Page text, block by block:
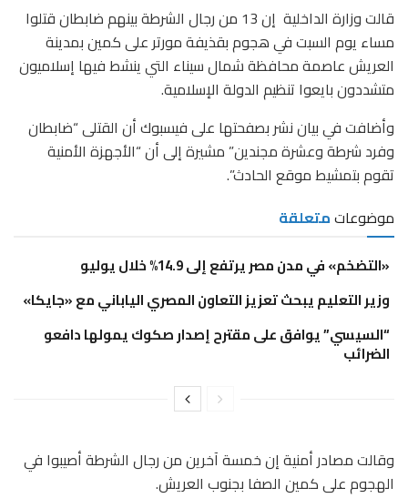
قالت وزارة الداخلية إن 13 من رجال الشرطة بينهم ضابطان قتلوا
مساء يوم السبت في هجوم بقذيفة مورتر على كمين بمدينة
العريش عاصمة محافظة شمال سيناء التي ينشط فيها إسلاميون
متشددون بايعوا تنظيم الدولة الإسلامية.
وأضافت في بيان نشر بصفحتها على فيسبوك أن القتلى “ضابطان
وفرد شرطة وعشرة مجندين” مشيرة إلى أن “الأجهزة الأمنية
تقوم بتمشيط موقع الحادث”.
موضوعاتمتعلقة
«التضخم» في مدن مصر يرتفع إلى 14.9% خلال يوليو
وزير التعليم يبحث تعزيز التعاون المصري الياباني مع «جايكا»
“السيسي” يوافق على مقترح إصدار صكوك يمولها دافعو
الضرائب
وقالت مصادر أمنية إن خمسة آخرين من رجال الشرطة أصيبوا في
الهجوم على كمين الصفا بجنوب العريش.